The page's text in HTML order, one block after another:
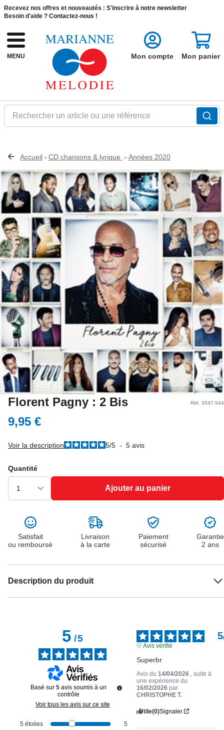
Recevez nos offres et nouveautés : S'inscrire à notre newsletter
Besoin d'aide ? Contactez-nous !
MENU
Rechercher un article ou une référence
Mon compte Mon panier
Accueil > CD chansons & lyrique > Années 2020
Florent Pagny : 2 Bis Réf. 3547.544
9,95 €
Voir la description 5/5 - 5 avis
Quantité
Ajouter au panier
Satisfait
ou remboursé
Livraison
à la carte
Paiement
sécurisé
Garantie
2 ans
Description du produit
5/5
Basé sur 5 avis soumis à un
contrôle
Voir tous les avis sur ce site
5 étoiles
5
5
Avis vérifié
Superbr
Avis du 14/04/2026
, suite à
une expérience du
16/02/2026 par
CHRISTOPHE T.
Utile(0)Signaler